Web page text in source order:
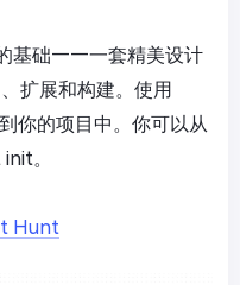
基础——一套精美设计
扩展和构建。使用
你的项目中。你可以从
。
Hunt